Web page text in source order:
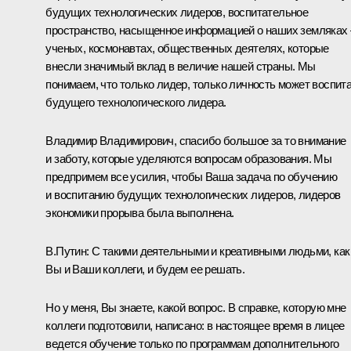
будущих технологических лидеров, воспитательное
пространство, насыщенное информацией о наших земляках
ученых, космонавтах, общественных деятелях, которые
внесли значимый вклад в величие нашей страны. Мы
понимаем, что только лидер, только личность может
будущего технологического лидера.
Владимир Владимирович, спасибо большое за то внимание
и заботу, которые уделяются вопросам образования. Мы
предпримем все усилия, чтобы Ваша задача по обучению
и воспитанию будущих технологических лидеров, лидеров
экономики прорыва была выполнена.
В.Путин: С такими деятельными и креативными людьми, как
Вы и Ваши коллеги, и будем ее решать.
Но у меня, Вы знаете, какой вопрос. В справке, которую мне
коллеги подготовили, написано: в настоящее время в лицее
ведется обучение только по программам дополнительного